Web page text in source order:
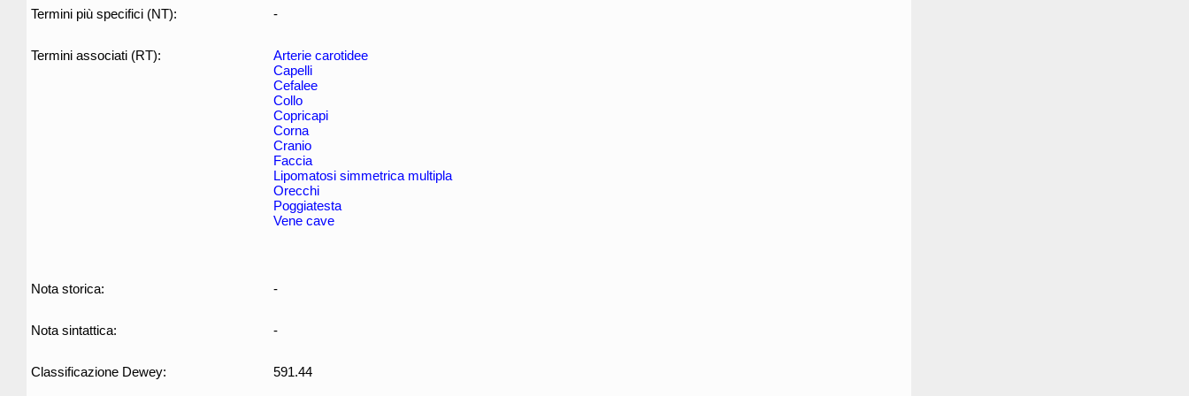
Termini più specifici (NT): -
Termini associati (RT):
Arterie carotidee
Capelli
Cefalee
Collo
Copricapi
Corna
Cranio
Faccia
Lipomatosi simmetrica multipla
Orecchi
Poggiatesta
Vene cave
Nota storica: -
Nota sintattica: -
Classificazione Dewey: 591.44